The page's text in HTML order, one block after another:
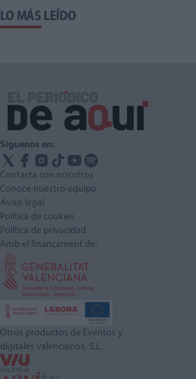
LO MÁS LEÍDO
Síguenos en:
Contacta con nosotros
Conoce nuestro equipo
Aviso legal
Política de cookies
Política de privacidad
Amb el finançament de:
Otros productos de Eventos y
digitales valencianos, S.L.